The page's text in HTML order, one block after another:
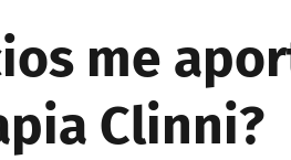
me
Clinni?